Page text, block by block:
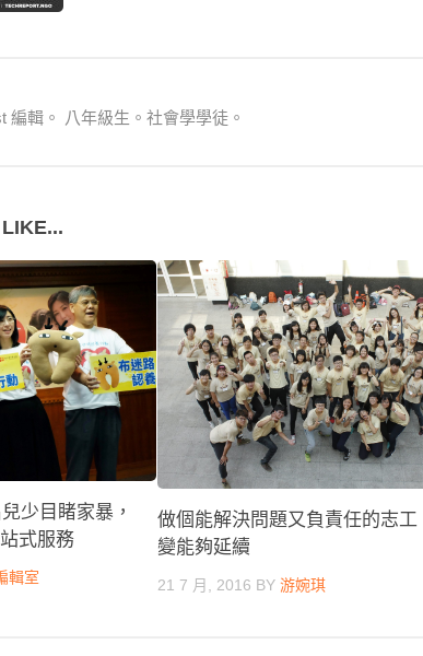
編輯。 八年級生。社會學學徒。
少目睹家暴，
式服務
輯室
做個能解決問題又負責任的志工
變能夠延續
21 7 月, 2016 BY游婉琪